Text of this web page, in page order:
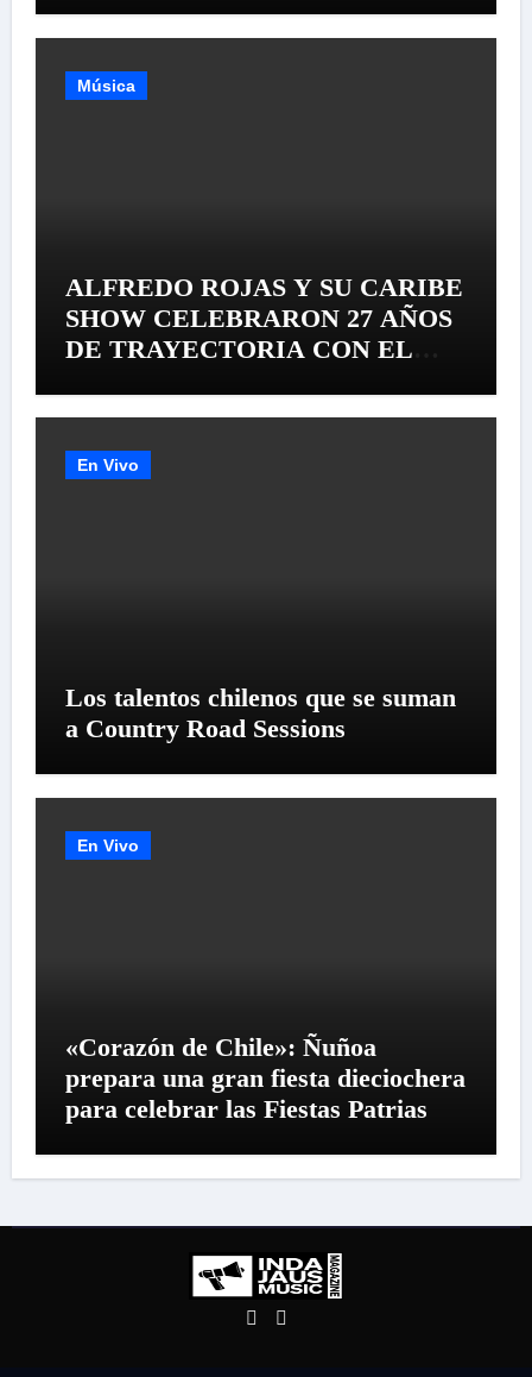
Música
ALFREDO ROJAS Y SU CARIBE
SHOW CELEBRARON 27 AÑOS
DE TRAYECTORIA CON EL
SU «LIVE SESSION #1»
En Vivo
Los talentos chilenos que se suman
a Country Road Sessions
En Vivo
«Corazón de Chile»: Ñuñoa
prepara una gran fiesta dieciochera
para celebrar las Fiestas Patrias